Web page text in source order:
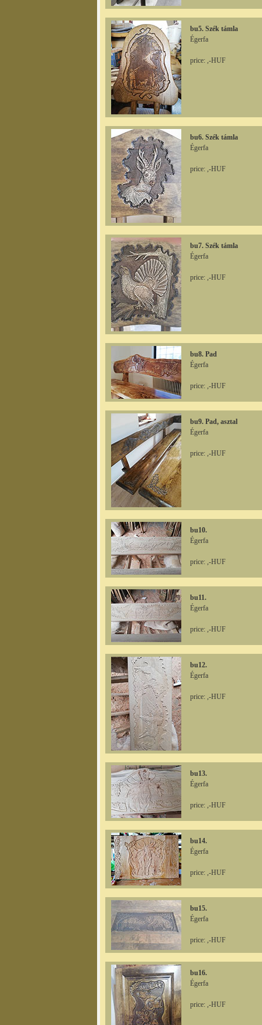
bu5. Szék támla
Égerfa
price: ,-HUF
bu6. Szék támla
Égerfa
price: ,-HUF
bu7. Szék támla
Égerfa
price: ,-HUF
bu8. Pad
Égerfa
price: ,-HUF
bu9. Pad, asztal
Égerfa
price: ,-HUF
bu10.
Égerfa
price: ,-HUF
bu11.
Égerfa
price: ,-HUF
bu12.
Égerfa
price: ,-HUF
bu13.
Égerfa
price: ,-HUF
bu14.
Égerfa
price: ,-HUF
bu15.
Égerfa
price: ,-HUF
bu16.
Égerfa
price: ,-HUF